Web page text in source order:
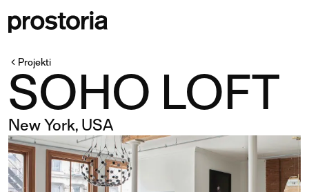
Projekti
SOHO LOFT
New York, USA